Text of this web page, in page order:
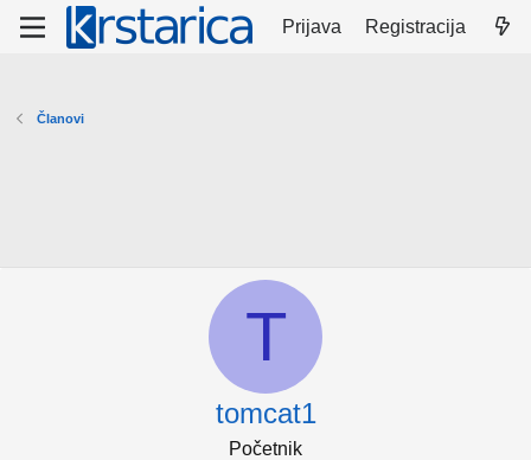
Prijava Registracija
Članovi
T
tomcat1
Početnik